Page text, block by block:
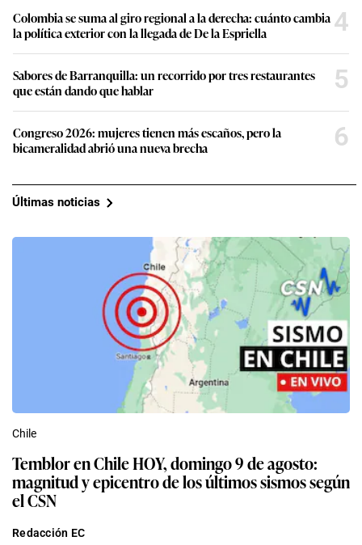
Colombia se suma al giro regional a la derecha: cuánto cambia
la política exterior con la llegada de De la Espriella
4
Sabores de Barranquilla: un recorrido por tres restaurantes
que están dando que hablar
5
Congreso 2026: mujeres tienen más escaños, pero la
bicameralidad abrió una nueva brecha
6
Últimas noticias
Chile
Temblor en Chile HOY, domingo 9 de agosto:
magnitud y epicentro de los últimos sismos según
el CSN
Redacción EC